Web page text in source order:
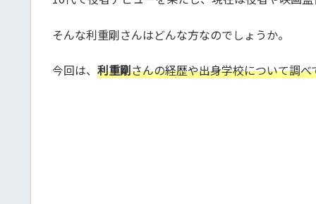
そんな利重剛さんはどんな方なのでしょうか。
今回は、 利重剛さんの経歴や出身学校について調べ